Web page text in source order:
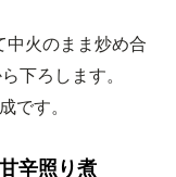
火のまま炒め合
下ろします。
です。
辛照り煮